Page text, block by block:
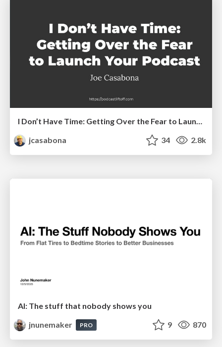
I Don’t Have Time: Getting Over the Fear to Launch Your Podcast
jcasabona
34 2.8k
AI: The stuff that nobody shows you
jnunemaker
PRO 9 870